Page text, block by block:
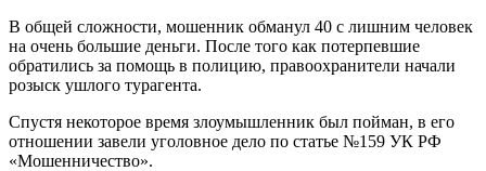
В общей сложности, мошенник обманул 40 с лишним человек
на очень большие деньги. После того как потерпевшие
обратились за помощь в полицию, правоохранители начали
розыск ушлого турагента.
Спустя некоторое время злоумышленник был пойман, в его
отношении завели уголовное дело по статье №159 УК РФ
«Мошенничество».